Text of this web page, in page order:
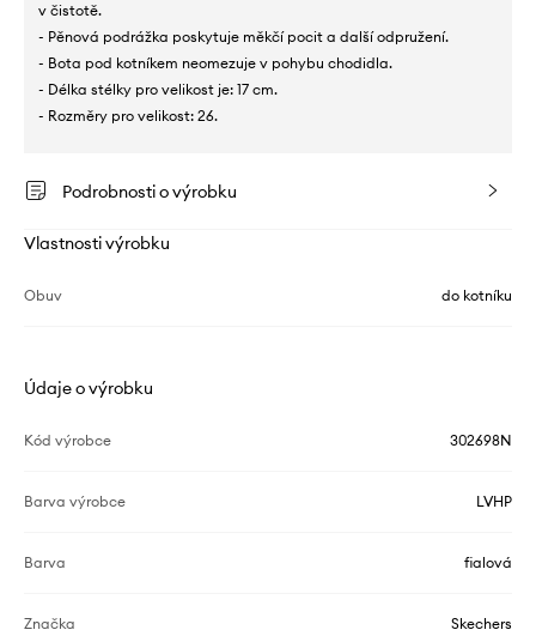
v čistotě.
- Pěnová podrážka poskytuje měkčí pocit a další odpružení.
- Bota pod kotníkem neomezuje v pohybu chodidla.
- Délka stélky pro velikost je: 17 cm.
- Rozměry pro velikost: 26.
Podrobnosti o výrobku
Vlastnosti výrobku
Obuv do kotníku
Údaje o výrobku
Kód výrobce 302698N
Barva výrobce LVHP
Barva fialová
Značka Skechers